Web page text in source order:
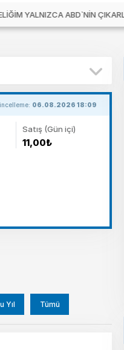
YALNIZCA ABD`NİN
06.08.2026 18:09
Satış (Gün içi)
11,00₺
Yıl Tümü